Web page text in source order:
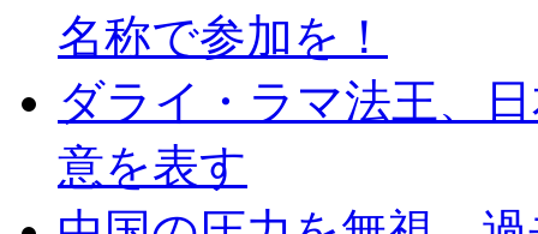
名称で参加を！
ダライ・ラマ法王、
意を表す